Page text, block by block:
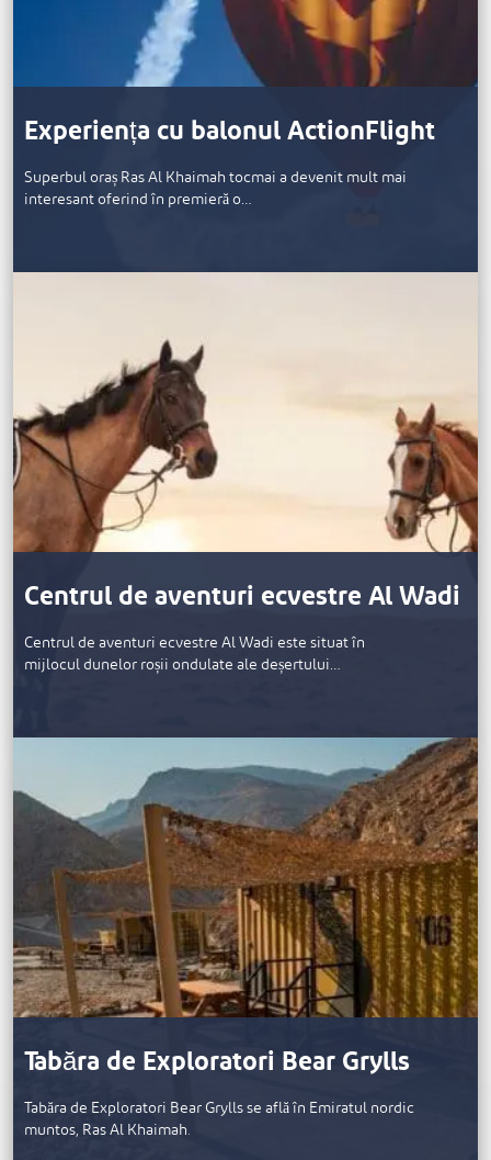
Experiența cu balonul ActionFlight
Superbul oraș Ras Al Khaimah tocmai a devenit mult mai
interesant oferind în premieră o…
Centrul de aventuri ecvestre Al Wadi
Centrul de aventuri ecvestre Al Wadi este situat în
mijlocul dunelor roșii ondulate ale deșertului…
Tabăra de Exploratori Bear Grylls
Tabăra de Exploratori Bear Grylls se află în Emiratul nordic
muntos, Ras Al Khaimah.